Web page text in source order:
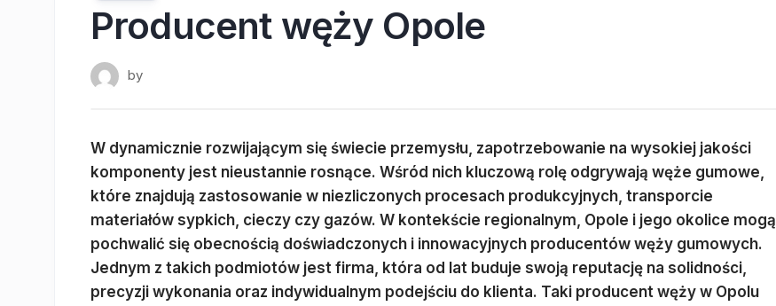
Producent węży Opole
by
W dynamicznie rozwijającym się świecie przemysłu, zapotrzebowanie na wysokiej jakości
komponenty jest nieustannie rosnące. Wśród nich kluczową rolę odgrywają węże gumowe,
które znajdują zastosowanie w niezliczonych procesach produkcyjnych, transporcie
materiałów sypkich, cieczy czy gazów. W kontekście regionalnym, Opole i jego okolice mogą
pochwalić się obecnością doświadczonych i innowacyjnych producentów węży gumowych.
Jednym z takich podmiotów jest firma, która od lat buduje swoją reputację na solidności,
precyzji wykonania oraz indywidualnym podejściu do klienta. Taki producent węży w Opolu